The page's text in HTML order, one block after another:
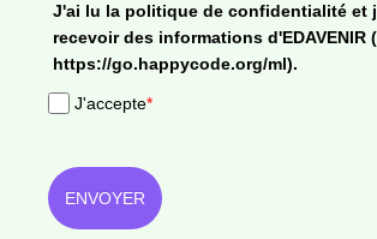
J'ai lu la politique de confidentialité et
recevoir des informations d'EDAVENIR
https://go.happycode.org/ml).
J'accepte*
ENVOYER